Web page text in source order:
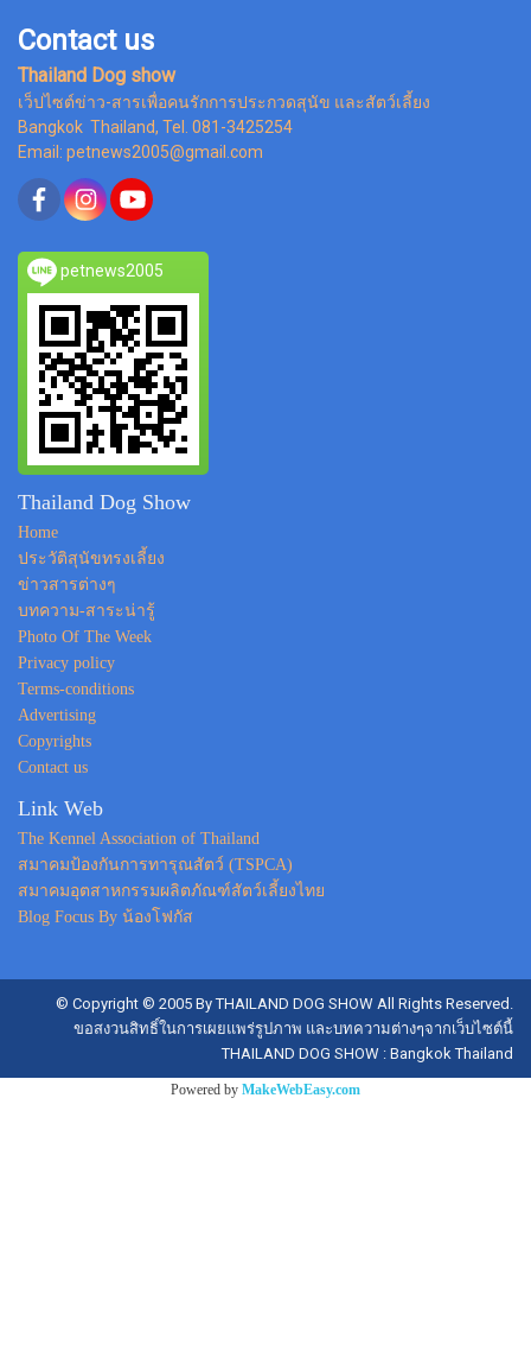
Contact us
Thailand Dog show
เว็ปไซต์ข่าว-สารเพื่อคนรักการประกวดสุนัข และสัตว์เลี้ยง
Bangkok Thailand, Tel. 081-3425254
Email: petnews2005@gmail.com
petnews2005
Thailand Dog Show
Home
ประวัติสุนัขทรงเลี้ยง
ข่าวสารต่างๆ
บทความ-สาระน่ารู้
Photo Of The Week
Privacy policy
Terms-conditions
Advertising
Copyrights
Contact us
Link Web
The Kennel Association of Thailand
สมาคมป้องกันการทารุณสัตว์ (TSPCA)
สมาคมอุตสาหกรรมผลิตภัณฑ์สัตว์เลี้ยงไทย
Blog Focus By น้องโฟกัส
© Copyright © 2005 By THAILAND DOG SHOW All Rights Reserved.
ขอสงวนสิทธิ์ในการเผยแพร่รูปภาพ และบทความต่างๆจากเว็บไซต์นี้
THAILAND DOG SHOW : Bangkok Thailand
Powered by MakeWebEasy.com